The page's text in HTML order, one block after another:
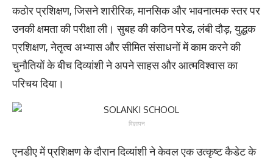
कठोर प्रशिक्षण, जिसने शारीरिक, मानसिक और भावनात्मक स्तर पर
उनकी क्षमता की परीक्षा ली। सुबह की कठिन परेड, लंबी दौड़, युद्धक
प्रशिक्षण, नेतृत्व अभ्यास और सीमित संसाधनों में काम करने की
चुनौतियों के बीच दिव्यांशी ने अपने साहस और आत्मविश्वास का
परिचय दिया।
विज्ञापन
एनडीए में प्रशिक्षण के दौरान दिव्यांशी ने केवल एक उत्कृष्ट कैडेट के